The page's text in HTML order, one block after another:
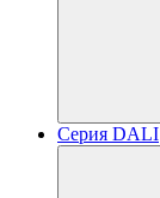
Серия DALI